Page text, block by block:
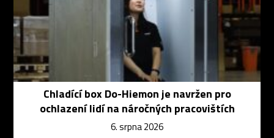
Chladící box Do-Hiemon je navržen pro
ochlazení lidí na náročných pracovištích
6. srpna 2026